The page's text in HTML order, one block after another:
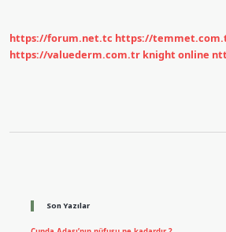
https://forum.net.tc https://
https://valuederm.com.tr knight online
Son Yazılar